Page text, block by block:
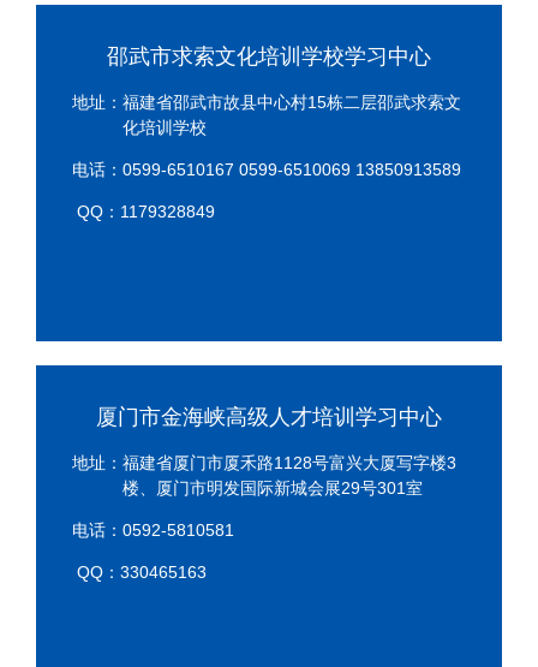
邵武市求索文化培训学校学习中心
地址：福建省邵武市故县中心村15栋二层邵武求索文
化培训学校
电话：0599-6510167 0599-6510069 13850913589
QQ：1179328849
厦门市金海峡高级人才培训学习中心
地址：福建省厦门市厦禾路1128号富兴大厦写字楼3
楼、厦门市明发国际新城会展29号301室
电话：0592-5810581
QQ：330465163